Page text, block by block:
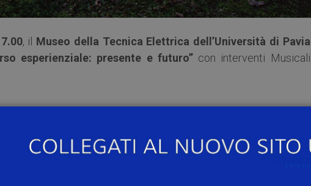
, il Museo della Tecnica Elettrica dell’Università di Pavia
esperienziale: presente e futuro”con interventi Musicali
interventi di Prof. Paolo Mazzarello – Presidente del Sistema
– Direttore del Museo della Tecnica Elettrica; Dr.